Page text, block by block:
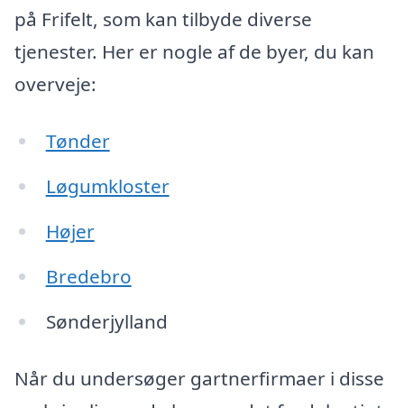
på Frifelt, som kan tilbyde diverse
tjenester. Her er nogle af de byer, du kan
overveje:
Tønder
Løgumkloster
Højer
Bredebro
Sønderjylland
Når du undersøger gartnerfirmaer i disse